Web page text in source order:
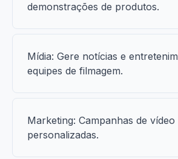
demonstrações de produtos.
Mídia: Gere notícias e
equipes de filmagem.
Marketing: Campanhas de vídeo
personalizadas.